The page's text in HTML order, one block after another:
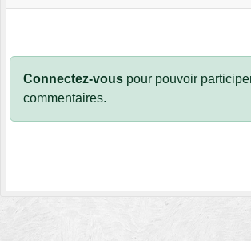
Connectez-vous pour pouvoir
commentaires.